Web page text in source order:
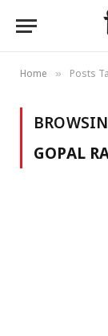
Home » Posts
GOPAL